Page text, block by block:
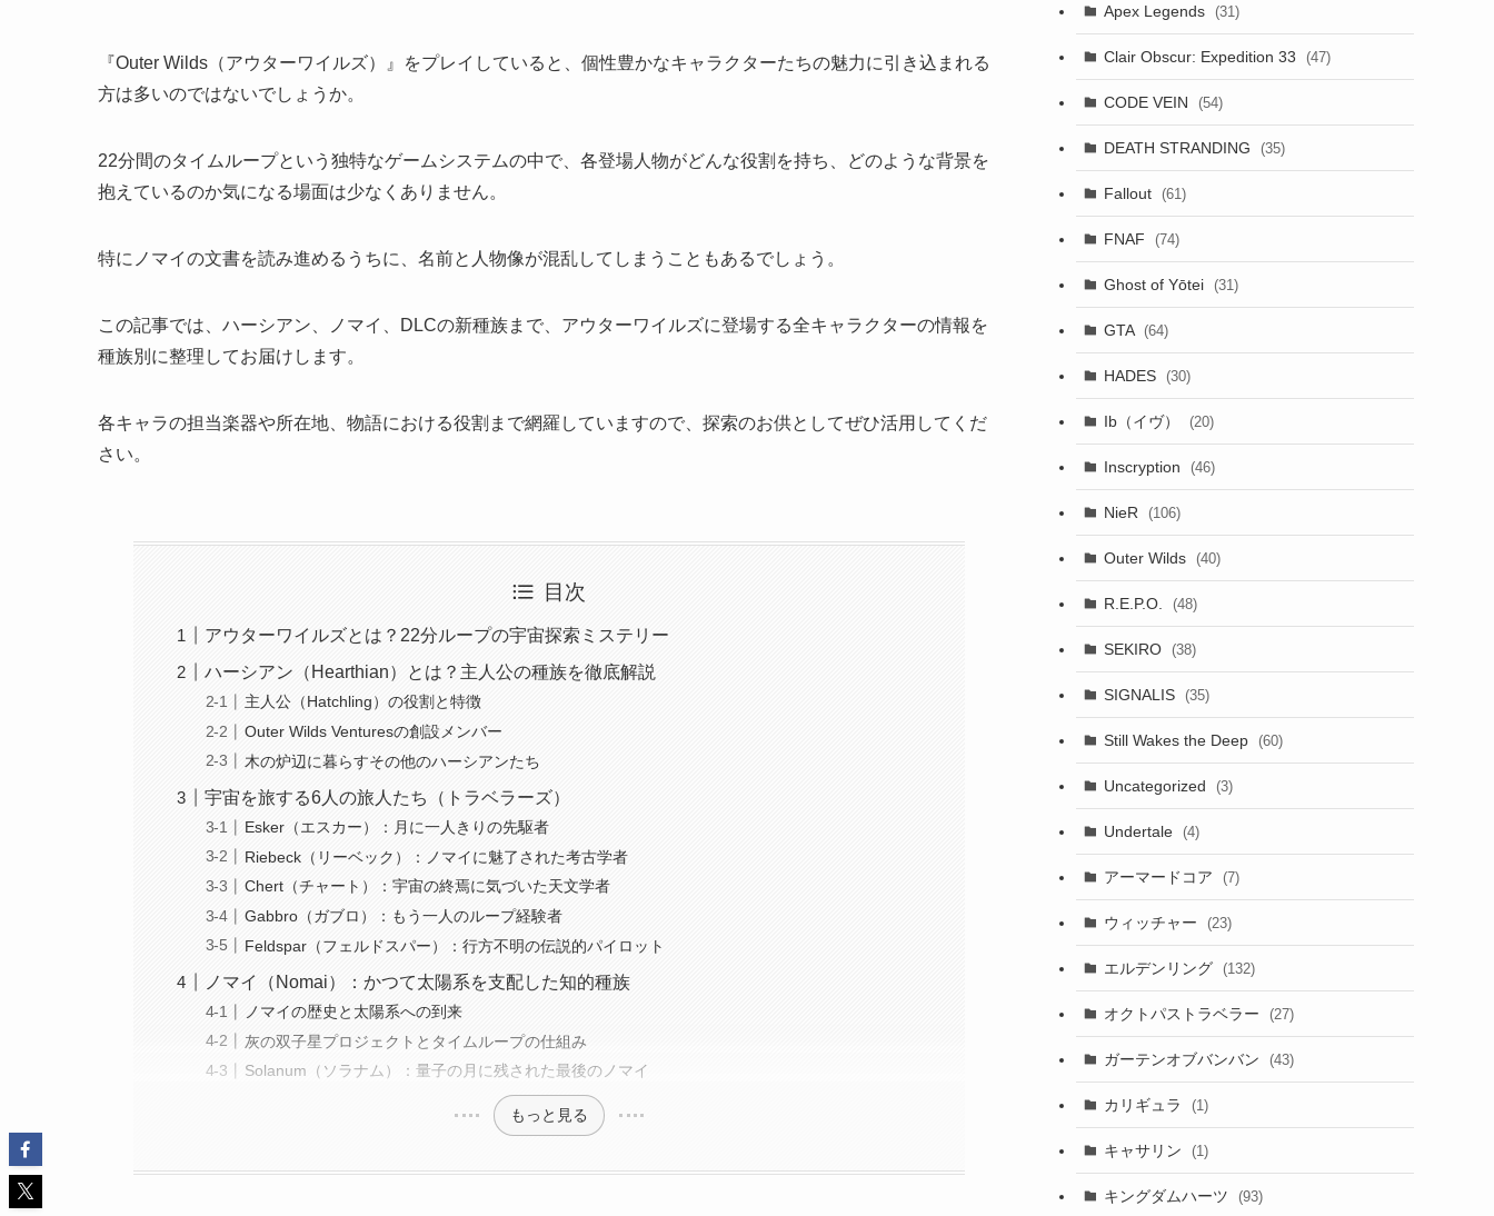
『Outer Wilds（アウターワイルズ）』をプレイしていると、個性豊かなキャラクターたちの魅力に引き込まれる
方は多いのではないでしょうか。
22分間のタイムループという独特なゲームシステムの中で、各登場人物がどんな役割を持ち、どのような背景を
抱えているのか気になる場面は少なくありません。
特にノマイの文書を読み進めるうちに、名前と人物像が混乱してしまうこともあるでしょう。
この記事では、ハーシアン、ノマイ、DLCの新種族まで、アウターワイルズに登場する全キャラクターの情報を
種族別に整理してお届けします。
各キャラの担当楽器や所在地、物語における役割まで網羅していますので、探索のお供としてぜひ活用してくだ
さい。
目次
アウターワイルズとは？22分ループの宇宙探索ミステリー
ハーシアン（Hearthian）とは？主人公の種族を徹底解説
主人公（Hatchling）の役割と特徴
Outer Wilds Venturesの創設メンバー
木の炉辺に暮らすその他のハーシアンたち
宇宙を旅する6人の旅人たち（トラベラーズ）
Esker（エスカー）：月に一人きりの先駆者
Riebeck（リーベック）：ノマイに魅了された考古学者
Chert（チャート）：宇宙の終焉に気づいた天文学者
Gabbro（ガブロ）：もう一人のループ経験者
Feldspar（フェルドスパー）：行方不明の伝説的パイロット
ノマイ（Nomai）：かつて太陽系を支配した知的種族
ノマイの歴史と太陽系への到来
灰の双子星プロジェクトとタイムループの仕組み
Solanum（ソラナム）：量子の月に残された最後のノマイ
もっと見る
Apex Legends (31)
Clair Obscur: Expedition 33 (47)
CODE VEIN (54)
DEATH STRANDING (35)
Fallout (61)
FNAF (74)
Ghost of Yōtei (31)
GTA (64)
HADES (30)
Ib（イヴ） (20)
Inscryption (46)
NieR (106)
Outer Wilds (40)
R.E.P.O. (48)
SEKIRO (38)
SIGNALIS (35)
Still Wakes the Deep (60)
Uncategorized (3)
Undertale (4)
アーマードコア (7)
ウィッチャー (23)
エルデンリング (132)
オクトパストラベラー (27)
ガーテンオブバンバン (43)
カリギュラ (1)
キャサリン (1)
キングダムハーツ (93)